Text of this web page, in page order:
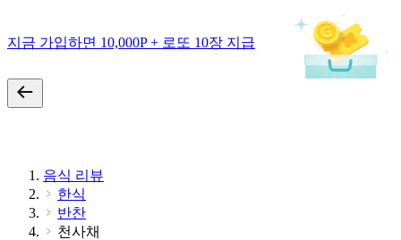
지금 가입하면 10,000P + 로또 10장 지급
음식 리뷰
한식
반찬
천사채